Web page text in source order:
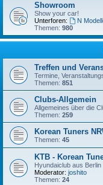
Showroom
Show your car!
Unterforen:
N
Themen: 980
Treffen und
Termine,
Themen: 851
Clubs-Allgemein
Allgemeines über die
Themen: 259
Korean Tuners
Themen: 45
KTB - Korean
Hyundaiclub aus Berlin
Moderator: joshito
Themen: 24